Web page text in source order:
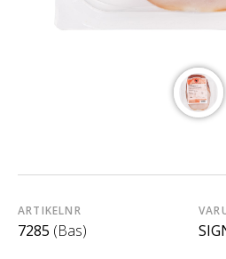
ARTIKELNR
7285 (Bas)